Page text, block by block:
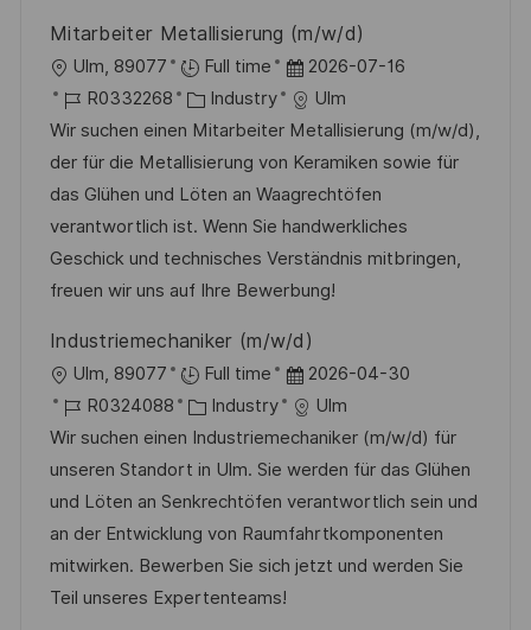
Mitarbeiter Metallisierung (m/w/d)
O
r
t
Ulm, 89077 Full time
D
a
t
u
m
d
e
r
e
r
f
f
e
n
t
l
2026-07-16
J
o
b
-
I
D
R0332268
K
a
t
e
g
o
r
e
Industry
Ulm
Wir suchen einen Mitarbeiter Metallisierung (m/w/d),
der für die Metallisierung von Keramiken sowie für
das Glühen und Löten an Waagrechtöfen
verantwortlich ist. Wenn Sie handwerkliches
Geschick und technisches Verständnis mitbringen,
freuen wir uns auf Ihre Bewerbung!
Industriemechaniker (m/w/d)
O
r
t
Ulm, 89077 Full time
D
a
t
u
m
d
e
r
2026-04-30
J
o
b
-
I
D
R0324088
K
a
t
e
g
o
r
Industry
Ulm
Wir suchen einen Industriemechaniker (m/w/d) für
unseren Standort in Ulm. Sie werden für das Glühen
und Löten an Senkrechtöfen verantwortlich sein und
an der Entwicklung von Raumfahrtkomponenten
mitwirken. Bewerben Sie sich jetzt und werden Sie
Teil unseres Expertenteams!